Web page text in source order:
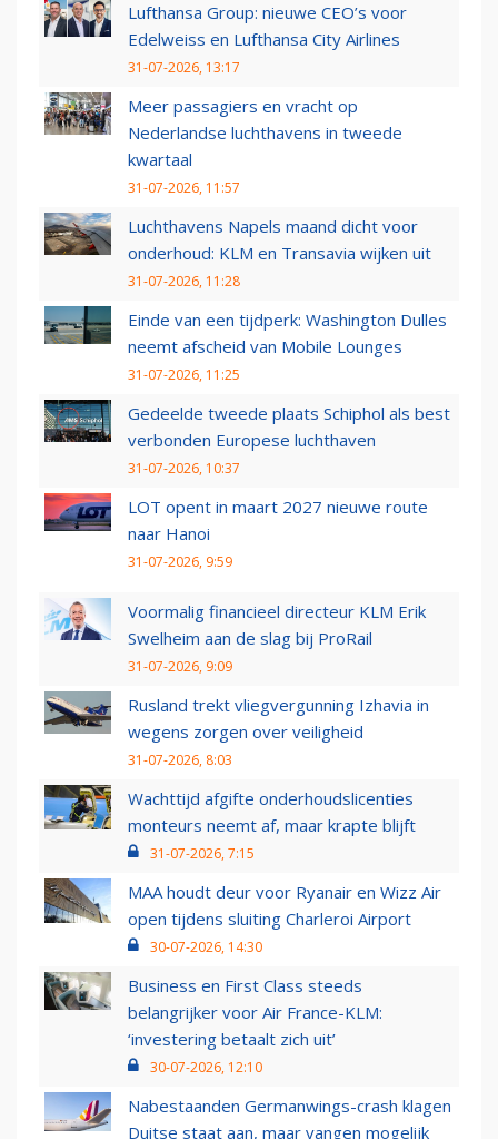
Lufthansa Group: nieuwe CEO’s voor
Edelweiss en Lufthansa City Airlines
31-07-2026, 13:17
Meer passagiers en vracht op
Nederlandse luchthavens in tweede
kwartaal
31-07-2026, 11:57
Luchthavens Napels maand dicht voor
onderhoud: KLM en Transavia wijken uit
31-07-2026, 11:28
Einde van een tijdperk: Washington Dulles
neemt afscheid van Mobile Lounges
31-07-2026, 11:25
Gedeelde tweede plaats Schiphol als best
verbonden Europese luchthaven
31-07-2026, 10:37
LOT opent in maart 2027 nieuwe route
naar Hanoi
31-07-2026, 9:59
Voormalig financieel directeur KLM Erik
Swelheim aan de slag bij ProRail
31-07-2026, 9:09
Rusland trekt vliegvergunning Izhavia in
wegens zorgen over veiligheid
31-07-2026, 8:03
Wachttijd afgifte onderhoudslicenties
monteurs neemt af, maar krapte blijft
31-07-2026, 7:15
MAA houdt deur voor Ryanair en Wizz Air
open tijdens sluiting Charleroi Airport
30-07-2026, 14:30
Business en First Class steeds
belangrijker voor Air France-KLM:
‘investering betaalt zich uit’
30-07-2026, 12:10
Nabestaanden Germanwings-crash klagen
Duitse staat aan, maar vangen mogelijk